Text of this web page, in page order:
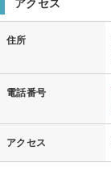
アクセス
住所
電話番号
アクセス